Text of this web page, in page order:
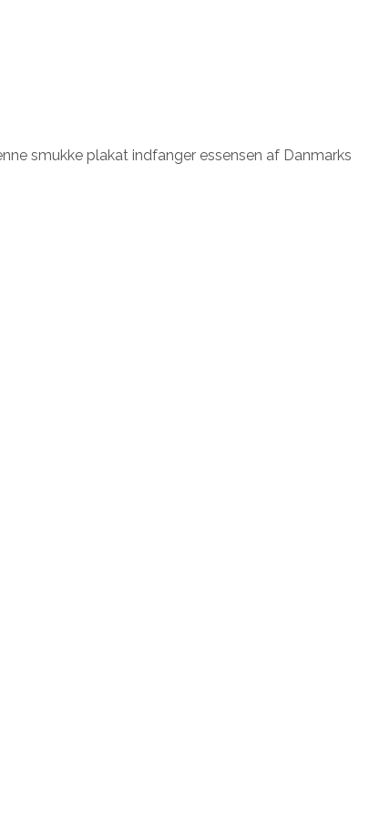
smukke plakat indfanger essensen af Danmarks